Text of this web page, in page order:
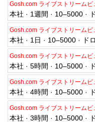
Gosh.com ライブストリームビ
本社 · 1週間 · 10–5000 ·
Gosh.com ライブストリームビ
本社 · 1日 · 10–5000 · ド
Gosh.com ライブストリームビ
本社 · 5時間 · 10–5000 ·
Gosh.com ライブストリームビ
本社 · 4時間 · 10–5000 ·
Gosh.com ライブストリームビ
本社 · 3時間 · 10–5000 ·